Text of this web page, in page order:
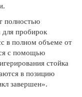
полностью
пробирок
в полном объеме от
с помощью
стойка
в позицию
завершен».